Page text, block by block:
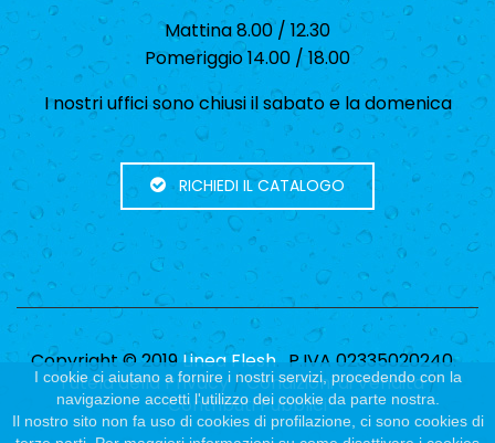
I cookie ci aiutano a fornire i nostri servizi, procedendo con la
navigazione accetti l'utilizzo dei cookie da parte nostra.
Il nostro sito non fa uso di cookies di profilazione, ci sono cookies di
Mattina 8.00 / 12.30
Pomeriggio 14.00 / 18.00
I nostri uffici sono chiusi il sabato e la domenica
RICHIEDI IL CATALOGO
Copyright © 2019 Linea Flesh. P.IVA 02335020240.
Tutela della Privacy/Condizioni di Vendita/
Contributi Pubblici